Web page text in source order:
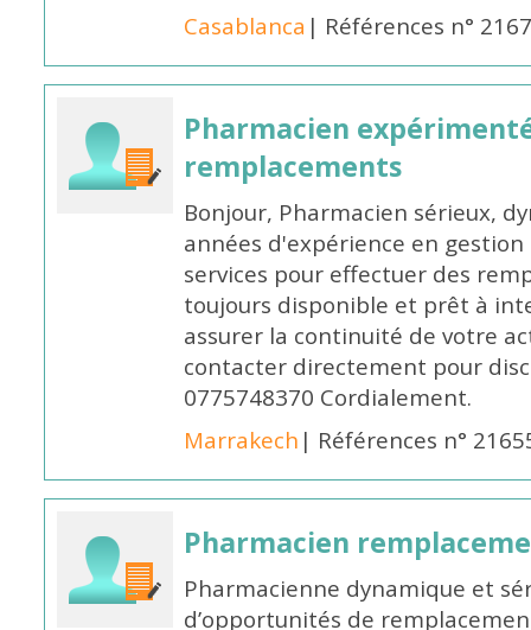
Casablanca | Références n°
Pharmacien
remplacements
Bonjour, Pharmacien sérieux,
années d'expérience en
services pour effectuer des
toujours disponible et prêt à
assurer la continuité de votre
contacter directement pour
0775748370 Cordialement.
Marrakech | Références n°
Pharmacien
Pharmacienne dynamique et
d’opportunités de